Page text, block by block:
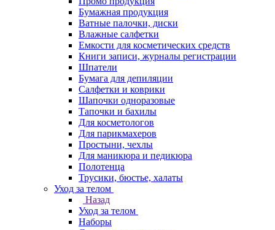
Бумажная продукция
Ватные палочки, диски
Влажные салфетки
Емкости для косметических средств
Книги записи, журналы регистрации
Шпатели
Бумага для депиляции
Салфетки и коврики
Шапочки одноразовые
Тапочки и бахилы
Для косметологов
Для парикмахеров
Простыни, чехлы
Для маникюра и педикюра
Полотенца
Трусики, бюстье, халаты
Уход за телом
Назад
Уход за телом
Наборы